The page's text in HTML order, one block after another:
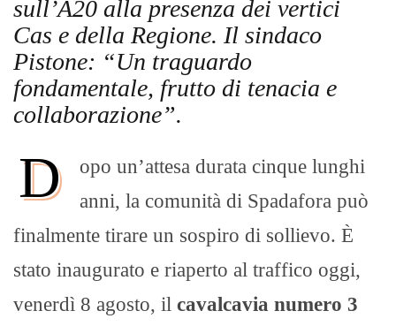
sull’A20 alla presenza dei vertici
Cas e della Regione. Il sindaco
Pistone: “Un traguardo
fondamentale, frutto di tenacia e
collaborazione”.
D
opo un’attesa durata cinque lunghi
anni, la comunità di Spadafora può
finalmente tirare un sospiro di sollievo. È
stato inaugurato e riaperto al traffico oggi,
venerdì 8 agosto, il cavalcavia numero 3